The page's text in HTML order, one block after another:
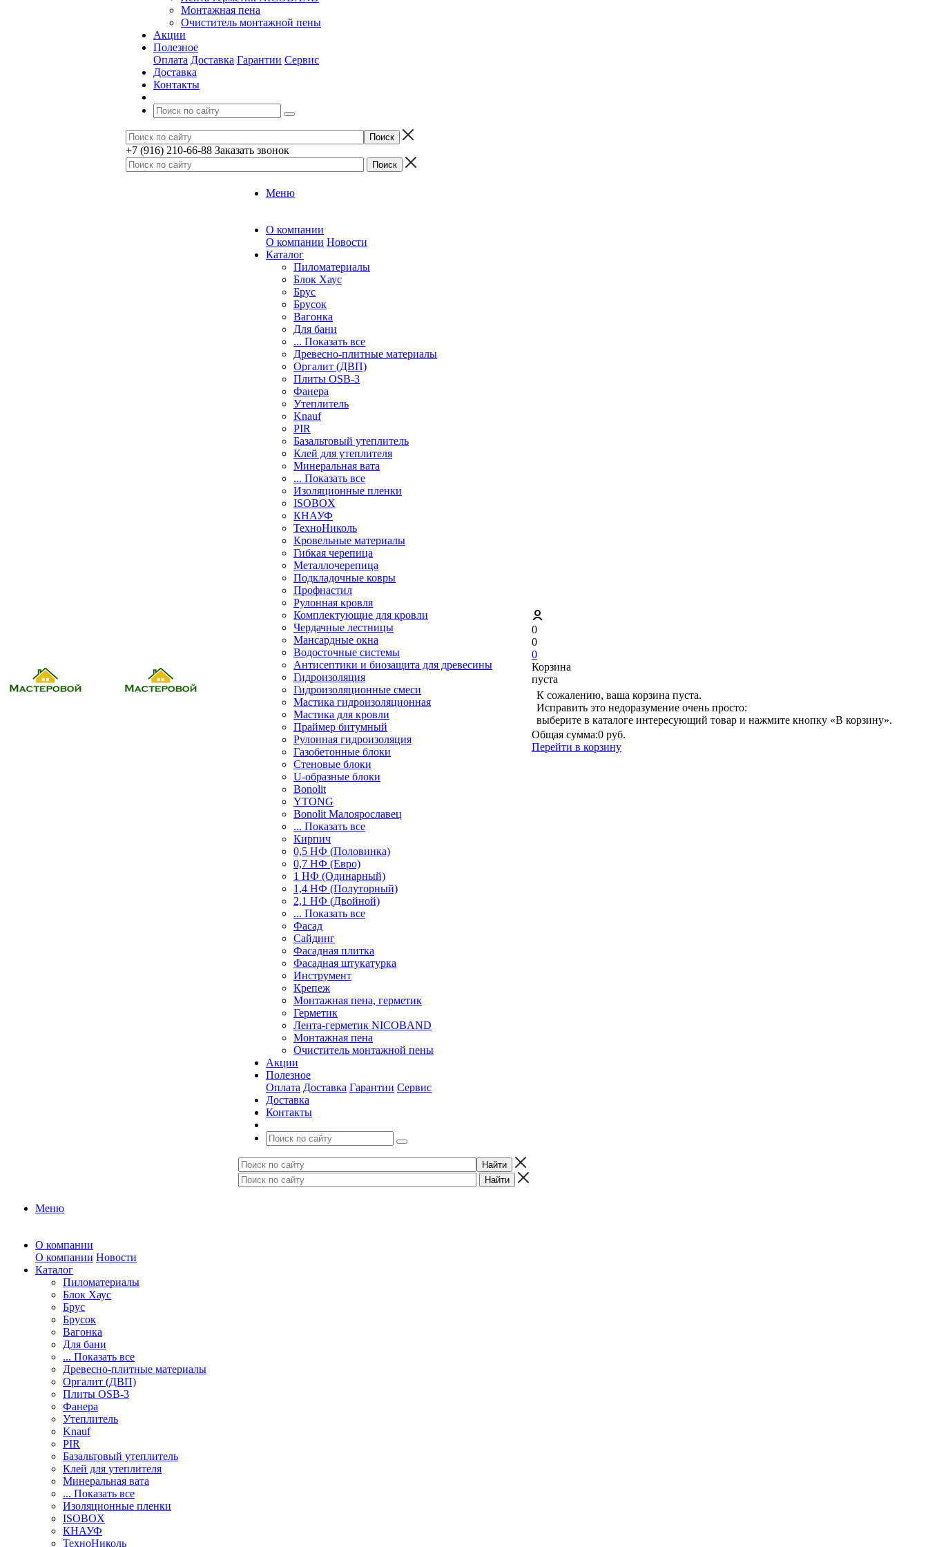
Монтажная пена
Очиститель монтажной пены
Акции
Полезное
Оплата Доставка Гарантии Сервис
Доставка
Контакты
+7 (916) 210-66-88 Заказать звонок
Меню
О компании
О компании Новости
Каталог
Пиломатериалы
Блок Хаус
Брус
Брусок
Вагонка
Для бани
... Показать все
Древесно-плитные материалы
Оргалит (ДВП)
Плиты OSB-3
Фанера
Утеплитель
Knauf
PIR
Базальтовый утеплитель
Клей для утеплителя
Минеральная вата
... Показать все
Изоляционные пленки
ISOBOX
КНАУФ
ТехноНиколь
Кровельные материалы
Гибкая черепица
Металлочерепица
Подкладочные ковры
Профнастил
Рулонная кровля
Комплектующие для кровли
Чердачные лестницы
Мансардные окна
Водосточные системы
Антисептики и биозащита для древесины
Гидроизоляция
Гидроизоляционные смеси
Мастика гидроизоляционная
Мастика для кровли
Праймер битумный
Рулонная гидроизоляция
Газобетонные блоки
Стеновые блоки
U-образные блоки
Bonolit
YTONG
Bonolit Малоярославец
... Показать все
Кирпич
0,5 НФ (Половинка)
0,7 НФ (Евро)
1 НФ (Одинарный)
1,4 НФ (Полуторный)
2,1 НФ (Двойной)
... Показать все
Фасад
Сайдинг
Фасадная плитка
Фасадная штукатурка
Инструмент
Крепеж
Монтажная пена, герметик
Герметик
Лента-герметик NICOBAND
Монтажная пена
Очиститель монтажной пены
Акции
Полезное
Оплата Доставка Гарантии Сервис
Доставка
Контакты
0
0
0
Корзина
пуста
К сожалению, ваша корзина пуста.
Исправить это недоразумение очень просто:
выберите в каталоге интересующий товар и нажмите кнопку «В корзину».
Общая сумма:0 руб.
Перейти в корзину
Меню
О компании
О компании Новости
Каталог
Пиломатериалы
Блок Хаус
Брус
Брусок
Вагонка
Для бани
... Показать все
Древесно-плитные материалы
Оргалит (ДВП)
Плиты OSB-3
Фанера
Утеплитель
Knauf
PIR
Базальтовый утеплитель
Клей для утеплителя
Минеральная вата
... Показать все
Изоляционные пленки
ISOBOX
КНАУФ
ТехноНиколь